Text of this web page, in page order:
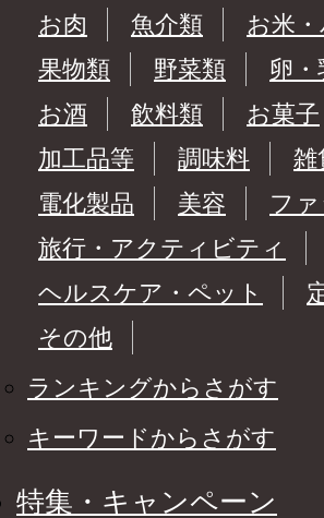
お肉
魚介類
お米
果物類
野菜類
卵・
お酒
飲料類 お菓子
加工品等
調味料
雑
電化製品
美容
フ
旅行・アクティビティ
ヘルスケア・ペット
その他
ランキングからさがす
キーワードからさがす
特集・キャンペーン